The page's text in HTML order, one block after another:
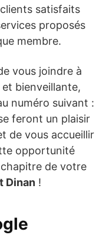
satisfaits
proposés
membre.
vous joindre à
bienveillante,
numéro suivant :
feront un plaisir
de vous accueillir
opportunité
de votre
Dinan !